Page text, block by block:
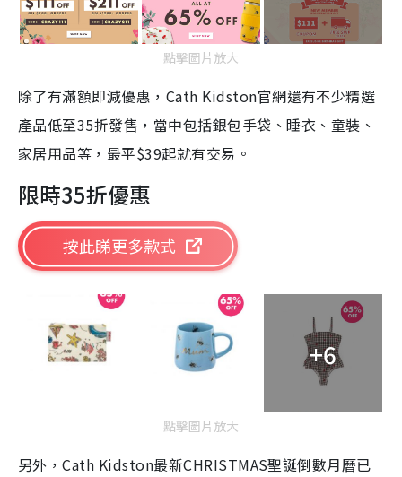
點擊圖片放大
除了有滿額即減優惠，Cath Kidston官網還有不少精選
產品低至35折發售，當中包括銀包手袋、睡衣、童裝、
家居用品等，最平$39起就有交易。
限時35折優惠
按此睇更多款式
+6
點擊圖片放大
另外，Cath Kidston最新CHRISTMAS聖誕倒數月曆已